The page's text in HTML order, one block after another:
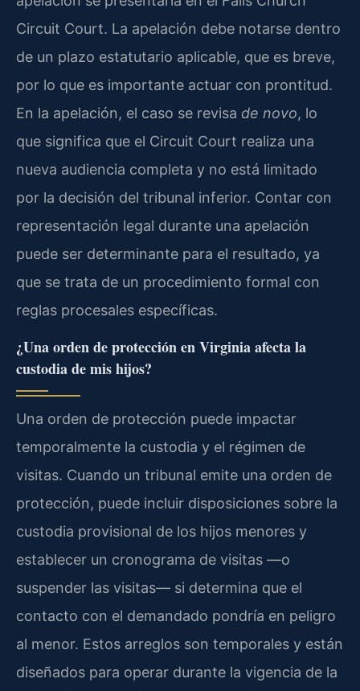
Circuit Court. La apelación debe notarse dentro
de un plazo estatutario aplicable, que es breve,
por lo que es importante actuar con prontitud.
En la apelación, el caso se revisa de novo, lo
que significa que el Circuit Court realiza una
nueva audiencia completa y no está limitado
por la decisión del tribunal inferior. Contar con
representación legal durante una apelación
puede ser determinante para el resultado, ya
que se trata de un procedimiento formal con
reglas procesales específicas.
¿Una orden de protección en Virginia afecta la
custodia de mis hijos?
Una orden de protección puede impactar
temporalmente la custodia y el régimen de
visitas. Cuando un tribunal emite una orden de
protección, puede incluir disposiciones sobre la
custodia provisional de los hijos menores y
establecer un cronograma de visitas —o
suspender las visitas— si determina que el
contacto con el demandado pondría en peligro
al menor. Estos arreglos son temporales y están
diseñados para operar durante la vigencia de la